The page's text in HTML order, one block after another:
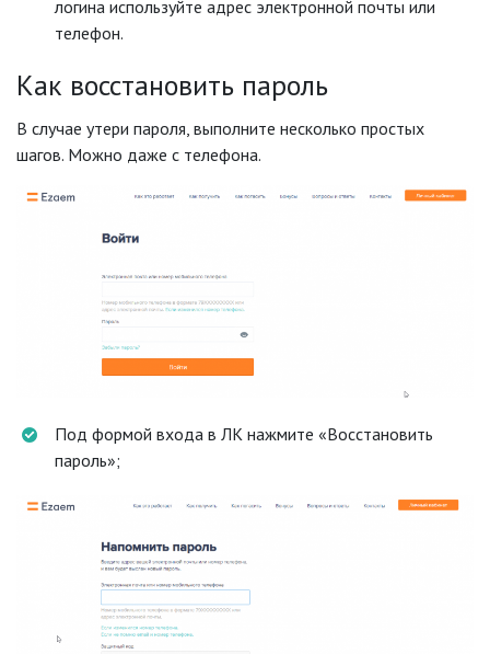
логина используйте адрес электронной почты или
телефон.
Как восстановить пароль
В случае утери пароля, выполните несколько простых
шагов. Можно даже с телефона.
Под формой входа в ЛК нажмите «Восстановить
пароль»;